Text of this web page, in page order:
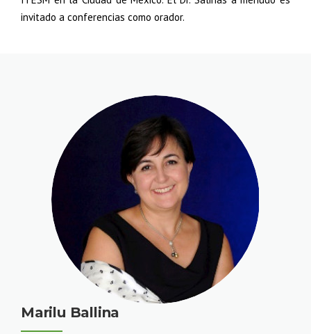
invitado a conferencias como orador.
Marilu Ballina